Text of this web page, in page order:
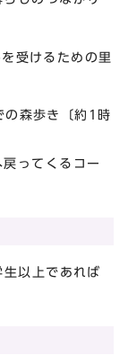
受けるための里
森歩き〔約1時
ってくるコー
以上であれば